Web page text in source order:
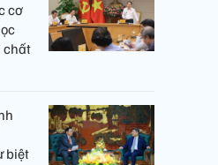
cơ
chất
biệt